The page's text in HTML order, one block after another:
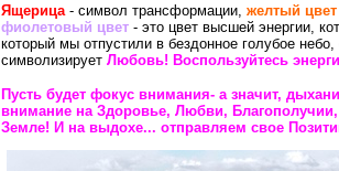
Ящерица - символ трансформации,желтый цвет
фиолетовый цвет - это цвет высшей энергии,
который мы отпустили в бездонное голубое
символизируетЛюбовь! Воспользуйтесь
Пусть будет фокус внимания- а значит,
внимание на Здоровье, Любви,
Земле! И на выдохе... отправляем свое